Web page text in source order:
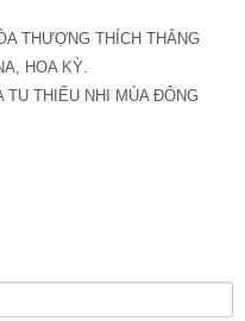
THƯỢNG THÍCH THẮNG
HOA KỲ.
THIẾU NHI MÙA ĐÔNG